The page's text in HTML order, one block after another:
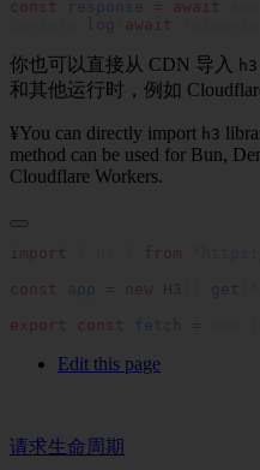
const
response = await
await
你也可以直接从 CDN 导入 h3
和其他运行时，例如
¥You can directly import h3
method can be used for Bun,
Cloudflare Workers.
import from
const
app = new
export
const fetch =
Edit this page
请求生命周期